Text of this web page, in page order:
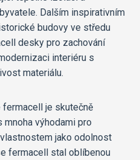
Dalším inspirativním
budovy ve středu
desky pro zachování
interiéru s
materiálu.
je skutečně
výhodami pro
jako odolnost
fermacell stal oblíbenou